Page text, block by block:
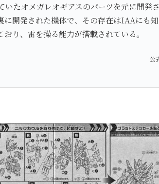
たオメガレオギアスのパーツを元に開発
に開発された機体で、その存在はIAAにも
り、雷を操る能力が搭載されている。
公